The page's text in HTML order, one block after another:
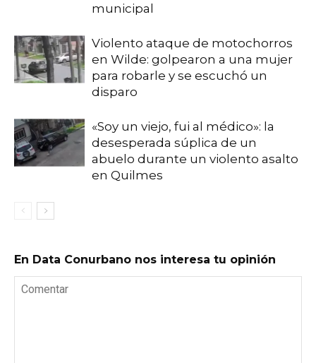
municipal
Violento ataque de motochorros
en Wilde: golpearon a una mujer
para robarle y se escuchó un
disparo
«Soy un viejo, fui al médico»: la
desesperada súplica de un
abuelo durante un violento asalto
en Quilmes
En Data Conurbano nos interesa tu opinión